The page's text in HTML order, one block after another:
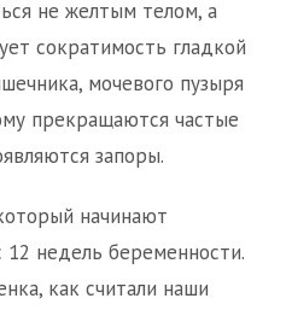
не желтым телом, а
сократимость гладкой
мочевого пузыря
прекращаются частые
запоры.
начинают
недель беременности.
как считали наши